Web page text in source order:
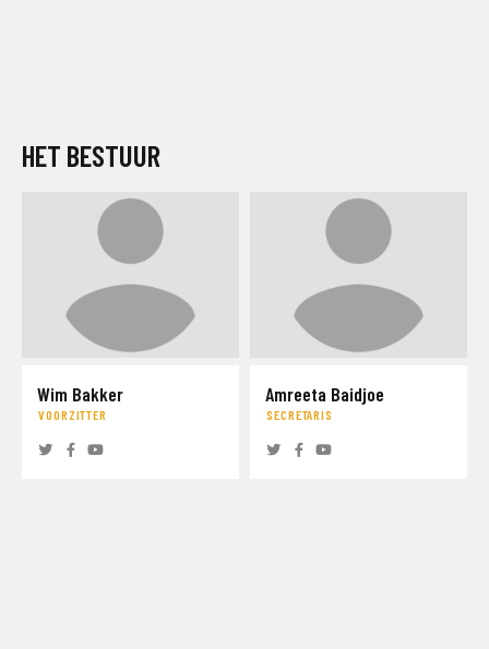
HET BESTUUR
Wim Bakker
VOORZITTER
Amreeta Baidjoe
SECRETARIS